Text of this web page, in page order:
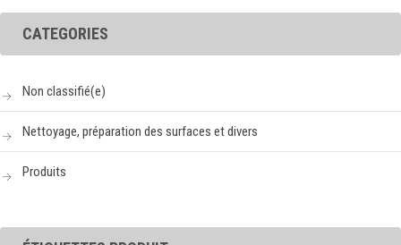
CATEGORIES
Non classifié(e)
Nettoyage, préparation des surfaces et divers
Produits